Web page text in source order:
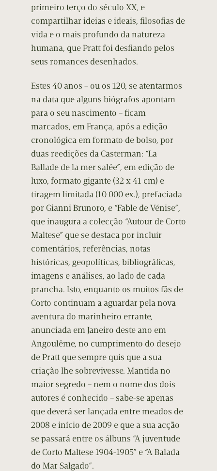
primeiro terço do século XX, e
compartilhar ideias e ideais, filosofias de
vida e o mais profundo da natureza
humana, que Pratt foi desfiando pelos
seus romances desenhados.
Estes 40 anos – ou os 120, se atentarmos
na data que alguns biógrafos apontam
para o seu nascimento – ficam
marcados, em França, após a edição
cronológica em formato de bolso, por
duas reedições da Casterman: “La
Ballade de la mer salée”, em edição de
luxo, formato gigante (32 x 41 cm) e
tiragem limitada (10 000 ex.), prefaciada
por Gianni Brunoro, e “Fable de Vénise”,
que inaugura a colecção “Autour de Corto
Maltese” que se destaca por incluir
comentários, referências, notas
históricas, geopolíticas, bibliográficas,
imagens e análises, ao lado de cada
prancha. Isto, enquanto os muitos fãs de
Corto continuam a aguardar pela nova
aventura do marinheiro errante,
anunciada em Janeiro deste ano em
Angoulême, no cumprimento do desejo
de Pratt que sempre quis que a sua
criação lhe sobrevivesse. Mantida no
maior segredo – nem o nome dos dois
autores é conhecido – sabe-se apenas
que deverá ser lançada entre meados de
2008 e início de 2009 e que a sua acção
se passará entre os álbuns “A juventude
de Corto Maltese 1904-1905” e “A Balada
do Mar Salgado”.